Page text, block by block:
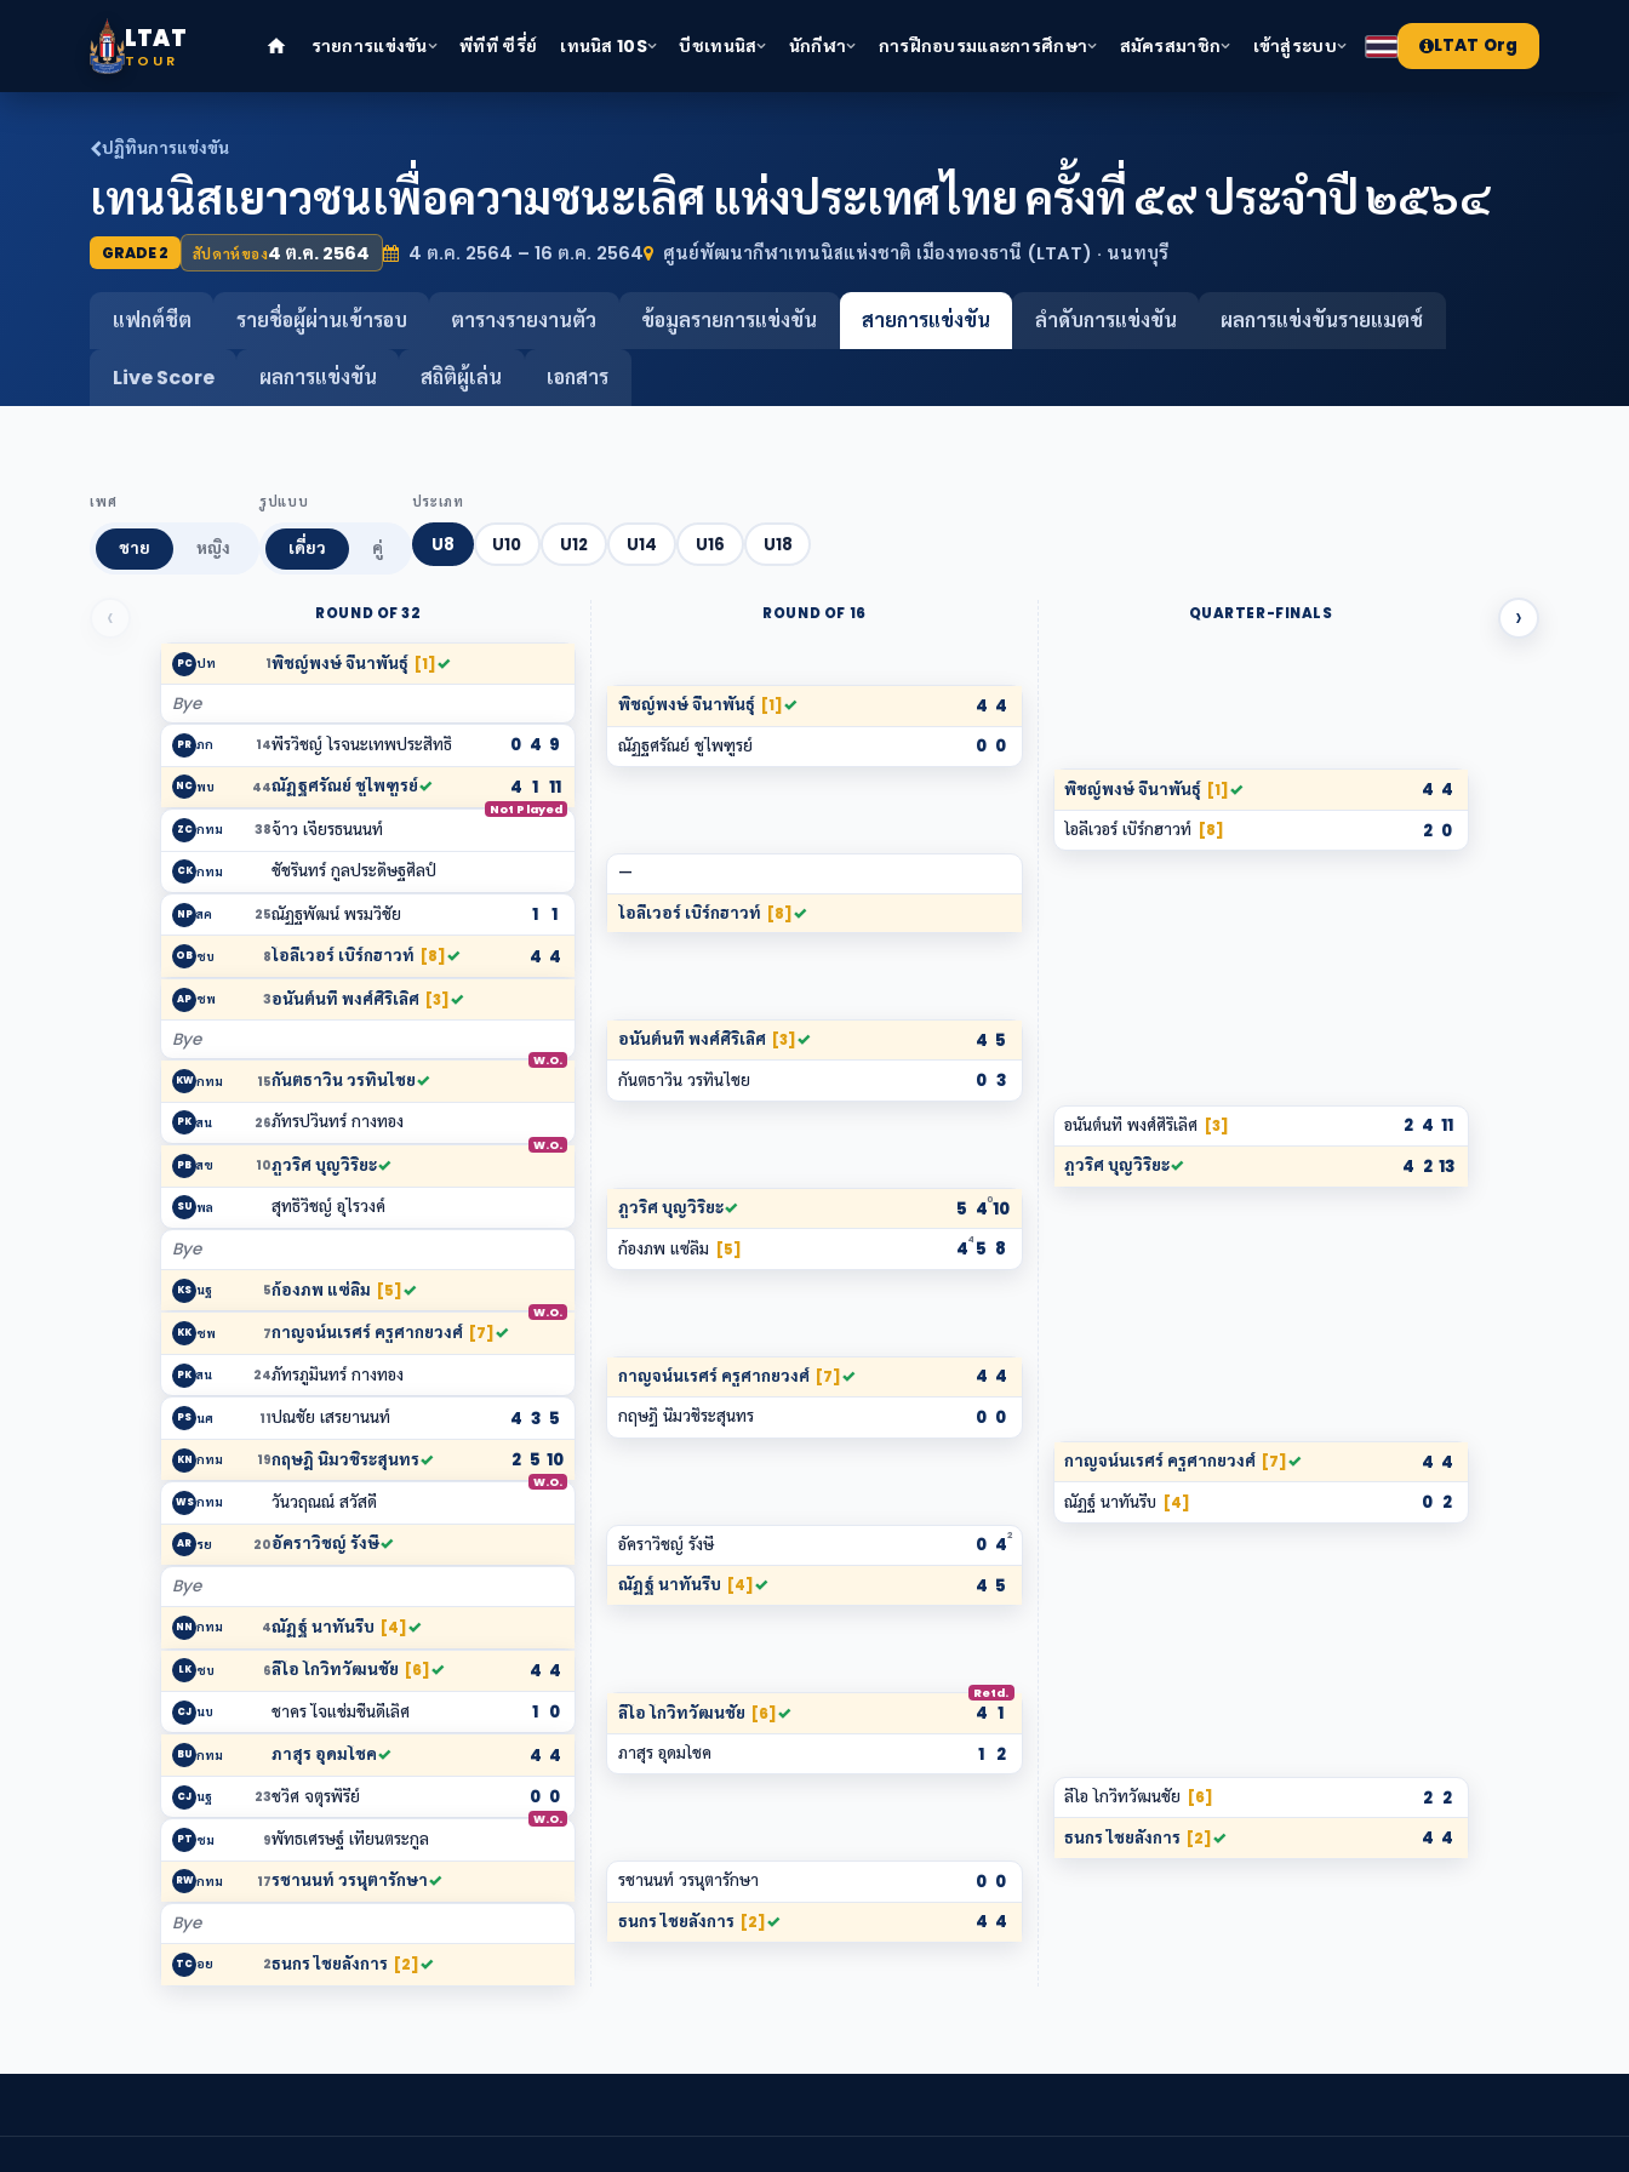
LTAT
TOUR
รายการแข่งขัน พีทีที ซีรี่ย์ เทนนิส 10S บีชเทนนิส นักกีฬา การฝึกอบรมและการศึกษา สมัครสมาชิก เข้าสู่ระบบ LTAT Org
ปฏิทินการแข่งขัน
เทนนิสเยาวชนเพื่อความชนะเลิศ แห่งประเทศไทย ครั้งที่ ๕๙ ประจำปี ๒๕๖๔
GRADE 2 สัปดาห์ของ4 ต.ค. 2564 4 ต.ค. 2564 – 16 ต.ค. 2564 ศูนย์พัฒนากีฬาเทนนิสแห่งชาติ เมืองทองธานี (LTAT) · นนทบุรี
แฟกต์ชีต รายชื่อผู้ผ่านเข้ารอบ ตารางรายงานตัว ข้อมูลรายการแข่งขัน สายการแข่งขัน ลำดับการแข่งขัน ผลการแข่งขันรายแมตช์
Live Score ผลการแข่งขัน สถิติผู้เล่น เอกสาร
เพศ
ชาย หญิง
รูปแบบ
เดี่ยว คู่
ประเภท
U8 U10 U12 U14 U16 U18
‹ ROUND OF 32
PC ปท 1พิชญ์พงษ์ จีนาพันธุ์ [1] ✓
Bye
PR ภก 14พีรวิชญ์ โรจนะเทพประสิทธิ์ 0 4 9
NC พบ 44ณัฏฐศรัณย์ ชูไพฑูรย์✓ 4 1 11
ZC กทม 38จ้าว เจียรธนนนท์
CK กทม ชัชรินทร์ กูลประดิษฐศิลป์
Not Played
NP สค 25ณัฏฐพัฒน์ พรมวิชัย 1 1
OB ชบ 8โอลีเวอร์ เบิร์กฮาวท์ [8] ✓ 4 4
AP ชพ 3อนันต์นที พงศ์ศิริเลิศ [3] ✓
Bye
KW กทม 15กันตธาวิน วรทินไชย✓
PK สน 26ภัทรปวินทร์ กางทอง
W.O.
PB สข 10ภูวริศ บุญวิริยะ✓
SU พล สุทธิวิชญ์ อุไรวงค์
W.O.
Bye
KS นฐ 5ก้องภพ แซ่ลิ้ม [5] ✓
KK ชพ 7กาญจน์นเรศร์ ครูศากยวงศ์ [7] ✓
PK สน 24ภัทรภูมินทร์ กางทอง
W.O.
PS นศ 11ปณชัย เสรยานนท์ 4 3 5
KN กทม 19กฤษฎิ์ นิ่มวชิระสุนทร✓ 2 5 10
WS กทม วันวฤณณ์ สวัสดี
AR รย 20อัคราวิชญ์ รังษี✓
W.O.
Bye
NN กทม 4ณัฏฐ์ นาทันรีบ [4] ✓
LK ชบ 6ลีโอ โกวิทวัฒนชัย [6] ✓ 4 4
CJ นบ ชาคร ใจแช่มชื่นดีเลิศ 1 0
BU กทม ภาสุร อุดมโชค✓ 4 4
CJ นฐ 23ชวิศ จตุรพิรีย์ 0 0
PT ชม 9พัทธเศรษฐ์ เทียนตระกูล
RW กทม 17รชานนท์ วรนุตารักษา✓
W.O.
Bye
TC อย 2ธนกร ไชยลังการ [2] ✓
ROUND OF 16
พิชญ์พงษ์ จีนาพันธุ์ [1] ✓ 4 4
ณัฏฐศรัณย์ ชูไพฑูรย์
0 0
—
โอลีเวอร์ เบิร์กฮาวท์ [8] ✓
อนันต์นที พงศ์ศิริเลิศ [3] ✓ 4 5
กันตธาวิน วรทินไชย
0 3
ภูวริศ บุญวิริยะ✓ 5 4010
ก้องภพ แซ่ลิ้ม
[5] 44 5 8
กาญจน์นเรศร์ ครูศากยวงศ์ [7] ✓ 4 4
กฤษฎิ์ นิ่มวชิระสุนทร
0 0
อัคราวิชญ์ รังษี 0 42
ณัฏฐ์ นาทันรีบ [4] ✓ 4 5
ลีโอ โกวิทวัฒนชัย [6] ✓ 4 1
ภาสุร อุดมโชค
1 2
Retd.
รชานนท์ วรนุตารักษา 0 0
ธนกร ไชยลังการ [2] ✓ 4 4
QUARTER-FINALS
พิชญ์พงษ์ จีนาพันธุ์ [1] ✓ 4 4
โอลีเวอร์ เบิร์กฮาวท์ [8] 2 0
อนันต์นที พงศ์ศิริเลิศ [3] 2 4 11
ภูวริศ บุญวิริยะ✓ 4 2 13
กาญจน์นเรศร์ ครูศากยวงศ์ [7] ✓ 4 4
ณัฏฐ์ นาทันรีบ
[4] 0 2
ลีโอ โกวิทวัฒนชัย [6] 2 2
ธนกร ไชยลังการ [2] ✓ 4 4
›